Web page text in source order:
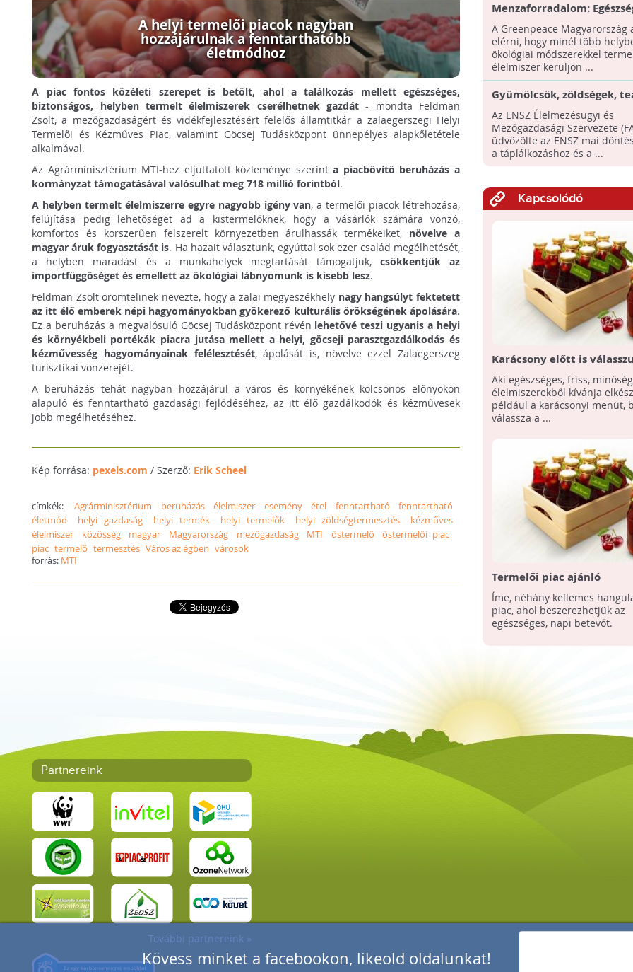
Kövess minket a facebookon, likeold oldalunkat!
A helyi termelői piacok nagyban
hozzájárulnak a fenntarthatóbb
életmódhoz
A piac fontos közéleti szerepet is betölt, ahol a találkozás mellett egészséges,
biztonságos, helyben termelt élelmiszerek cserélhetnek gazdát- mondta Feldman
Zsolt, a mezőgazdaságért és vidékfejlesztésért felelős államtitkár a zalaegerszegi Helyi
Termelői és Kézműves Piac, valamint Göcsej Tudásközpont ünnepélyes alapkőletétele
alkalmával.
Az Agrárminisztérium MTI-hez eljuttatott közleménye szerinta piacbővítő beruházás a
kormányzat támogatásával valósulhat meg 718 millió forintból.
A helyben termelt élelmiszerre egyre nagyobb igény van, a termelői piacok létrehozása,
felújítása pedig lehetőséget ad a kistermelőknek, hogy a vásárlók számára vonzó,
komfortos és korszerűen felszerelt környezetben árulhassák termékeiket, növelve a
magyar áruk fogyasztását is. Ha hazait választunk, egyúttal sok ezer család megélhetését,
a helyben maradást és a munkahelyek megtartását támogatjuk,csökkentjük az
importfüggőséget és emellett az ökológiai lábnyomunk is kisebb lesz.
Feldman Zsolt örömtelinek nevezte, hogy a zalai megyeszékhely nagy hangsúlyt fektetett
az itt élő emberek népi hagyományokban gyökerező kulturális örökségének ápolására.
Ez a beruházás a megvalósuló Göcsej Tudásközpont révén lehetővé teszi ugyanis a helyi
és környékbeli portékák piacra jutása mellett a helyi, göcseji parasztgazdálkodás és
kézművesség hagyományainak felélesztését, ápolását is, növelve ezzel Zalaegerszeg
turisztikai vonzerejét.
A beruházás tehát nagyban hozzájárul a város és környékének kölcsönös előnyökön
alapuló és fenntartható gazdasági fejlődéséhez, az itt élő gazdálkodók és kézművesek
jobb megélhetéséhez.
Kép forrása: pexels.com / Szerző: Erik Scheel
címkék:Agrárminisztérium beruházás élelmiszer esemény étel fenntartható
fenntartható
életmód
helyi gazdaság helyi termék helyi termelők helyi zöldségtermesztés
kézműves
élelmiszer
közösség magyar Magyarország mezőgazdaság MTI őstermelő
őstermelői piac
piac termelő termesztés Város az égben városok
forrás: MTI
Menzaforradalom:
klímabarát bioételeket
gyerekeknek a
A Greenpeace Magyarország
elérni, hogy minél több
ökológiai módszerekkel
élelmiszer kerüljön ...
Gyümölcsök, zöldségek,
nemzetközi évet és
szavazott meg az ENSZ
Az ENSZ Élelmezésügyi és
Mezőgazdasági Szervezete
üdvözölte az ENSZ mai
a táplálkozáshoz és a ...
Kapcsolódó
Karácsony előtt is
termelői piacot
Aki egészséges, friss,
élelmiszerekből kívánja
például a karácsonyi menüt,
válassza a ...
Termelői piac ajánló
Íme, néhány kellemes
piac, ahol beszerezhetjük az
egészséges, napi betevőt.
Partnereink
További partnereink »